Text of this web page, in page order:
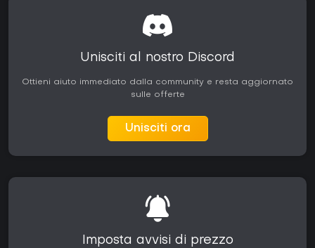
Unisciti al nostro Discord
Ottieni aiuto immediato dalla community e resta aggiornato
sulle offerte
Unisciti ora
Imposta avvisi di prezzo